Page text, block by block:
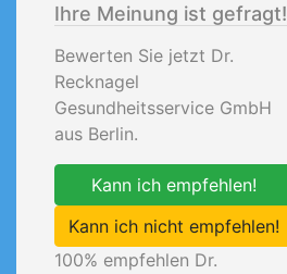
Ihre Meinung ist gefragt!
Bewerten Sie jetzt Dr.
Recknagel
Gesundheitsservice GmbH
aus Berlin.
Kann ich empfehlen!
Kann ich nicht empfehlen!
100% empfehlen Dr.